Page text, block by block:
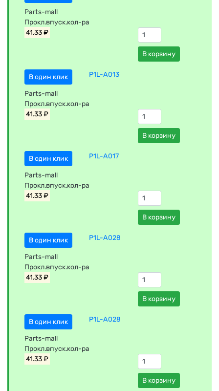
Parts-mall
Прокл.впуск.кол-ра
41.33 ₽
В корзину
В один клик P1L-A013
Parts-mall
Прокл.впуск.кол-ра
41.33 ₽
В корзину
В один клик P1L-A017
Parts-mall
Прокл.впуск.кол-ра
41.33 ₽
В корзину
В один клик P1L-A028
Parts-mall
Прокл.впуск.кол-ра
41.33 ₽
В корзину
В один клик P1L-A028
Parts-mall
Прокл.впуск.кол-ра
41.33 ₽
В корзину